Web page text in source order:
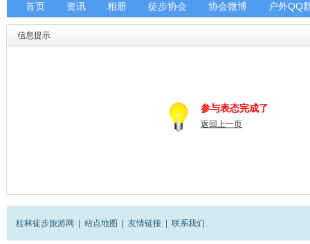
首页 资讯 相册 徒步协会 协会微博 户外QQ
信息提示
参与表态完成了
返回上一页
桂林徒步旅游网 站点地图 友情链接 联系我们